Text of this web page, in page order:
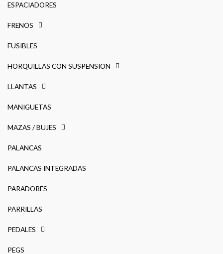
ESPACIADORES
FRENOS
FUSIBLES
HORQUILLAS CON SUSPENSION
LLANTAS
MANIGUETAS
MAZAS / BUJES
PALANCAS
PALANCAS INTEGRADAS
PARADORES
PARRILLAS
PEDALES
PEGS